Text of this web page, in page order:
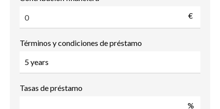
€
Términos y condiciones de préstamo
Tasas de préstamo
%